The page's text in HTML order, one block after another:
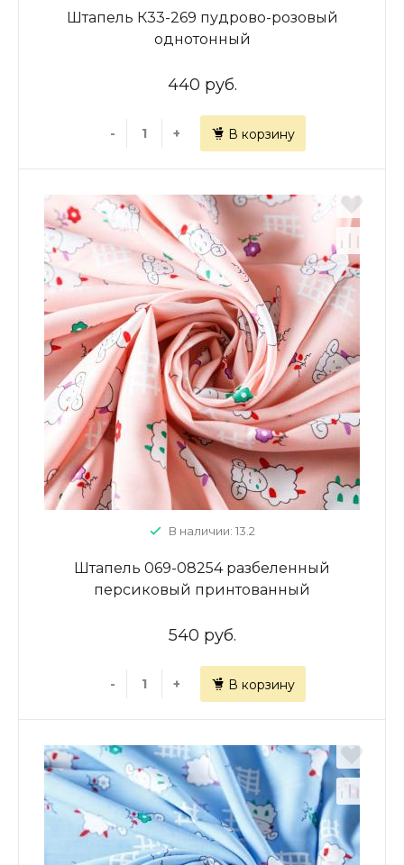
Штапель К33-269 пудрово-розовый
однотонный
440 руб.
- + В корзину
В наличии: 13.2
Штапель 069-08254 разбеленный
персиковый принтованный
540 руб.
- + В корзину